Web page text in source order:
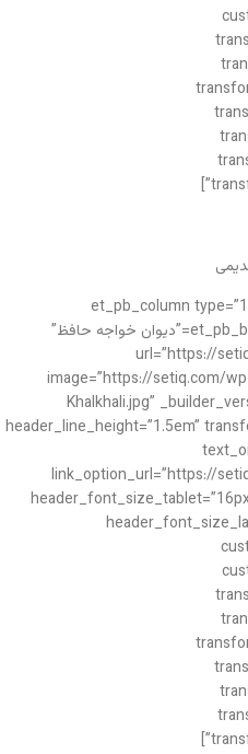
[/et_pb_blurb][/et_pb_column][et_pb_column
_builder_version=”3.26.4″][et_pb_blurb title=”دیوان خواجه حافظ”
url=”https://
image=”https://setiq.com/
Khalkhali.jpg”
header_line_height=”1.5em”
link_option_url=”https://